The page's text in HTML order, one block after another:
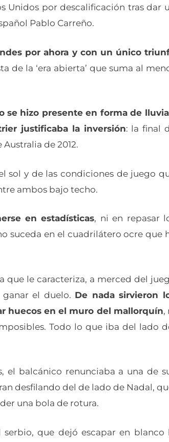
Unidos por descalificación tras dar
Pablo Carreño.
por ahora y con un único
de la ‘era abierta’ que suma al
se hizo presente en forma de lluvia
justificaba la inversión: la final
de 2012.
sol y de las condiciones de juego
ambos bajo techo.
en estadísticas, ni en repasar
suceda en el cuadrilátero ocre que
que le caracteriza, a merced del
el duelo. De nada sirvieron
huecos en el muro del mallorquín,
Todo lo que iba del lado
el balcánico renunciaba a una de
desfilando del de lado de Nadal,
una bola de rotura.
que dejó escapar en blanco